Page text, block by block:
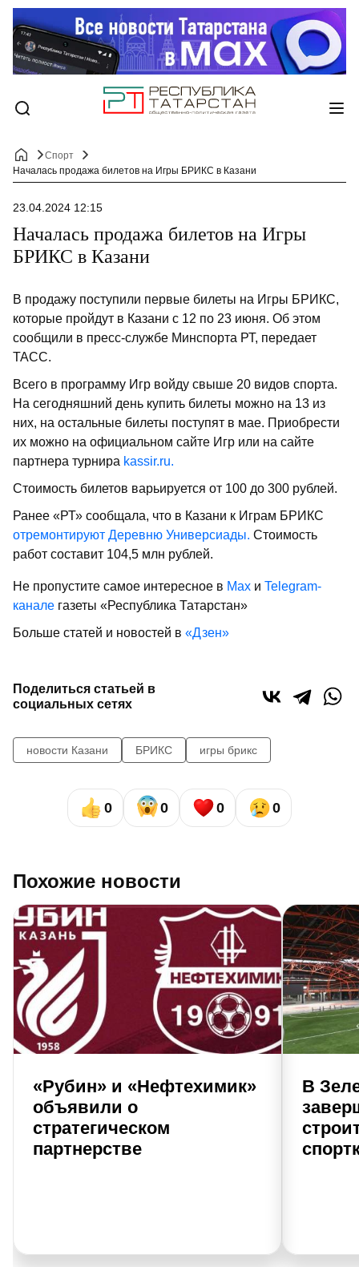
Спорт
Началась продажа билетов на Игры БРИКС в Казани
23.04.2024 12:15
Началась продажа билетов на Игры
БРИКС в Казани
В продажу поступили первые билеты на Игры БРИКС,
которые пройдут в Казани с 12 по 23 июня. Об этом
сообщили в пресс-службе Минспорта РТ, передает
ТАСС.
Всего в программу Игр войду свыше 20 видов спорта.
На сегодняшний день купить билеты можно на 13 из
них, на остальные билеты поступят в мае. Приобрести
их можно на официальном сайте Игр или на сайте
партнера турнира kassir.ru.
Стоимость билетов варьируется от 100 до 300 рублей.
Ранее «РТ» сообщала, что в Казани к Играм БРИКС
отремонтируют Деревню Универсиады. Стоимость
работ составит 104,5 млн рублей.
Не пропустите самое интересное в Max и Telegram-
канале газеты «Республика Татарстан»
Больше статей и новостей в «Дзен»
Поделиться статьей в
социальных сетях
новости Казани БРИКС игры брикс
0 0 0 0
Похожие новости
«Рубин» и «Нефтехимик»
объявили о
стратегическом
партнерстве
В